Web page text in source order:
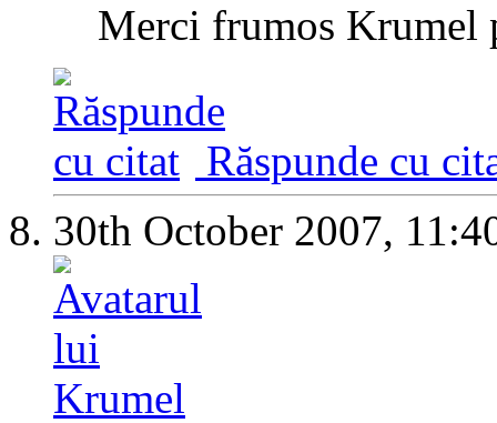
Merci frumos
Răspunde cu
30th October 2007,